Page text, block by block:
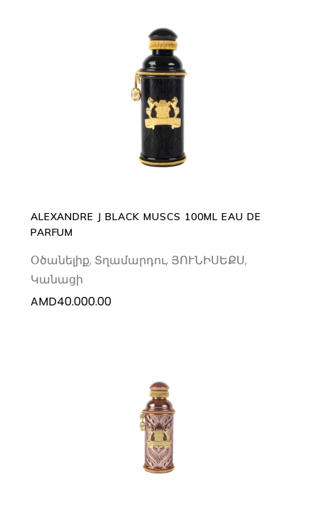
ADD TO CART
ALEXANDRE J BLACK MUSCS 100ML EAU DE
PARFUM
Օծանելիք, Տղամարդու, ՅՈՒՆԻՍԵՔՍ,
Կանացի
AMD40.000.00
ADD TO CART